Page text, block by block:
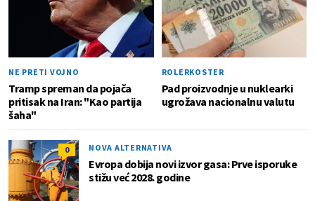
NE PRETI VOJNO
Tramp spreman da pojača
pritisak na Iran: "Kao partija
šaha"
ROLERKOSTER
Pad proizvodnje u nuklearki
ugrožava nacionalnu valutu
0 NOVA ALTERNATIVA
Evropa dobija novi izvor gasa: Prve isporuke
stižu već 2028. godine